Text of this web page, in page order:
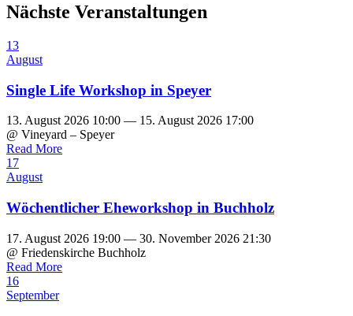
Nächste Veranstaltungen
13
August
Single Life Workshop in Speyer
13. August 2026 10:00 — 15. August 2026 17:00
@ Vineyard – Speyer
Read More
17
August
Wöchentlicher Eheworkshop in Buchholz
17. August 2026 19:00 — 30. November 2026 21:30
@ Friedenskirche Buchholz
Read More
16
September